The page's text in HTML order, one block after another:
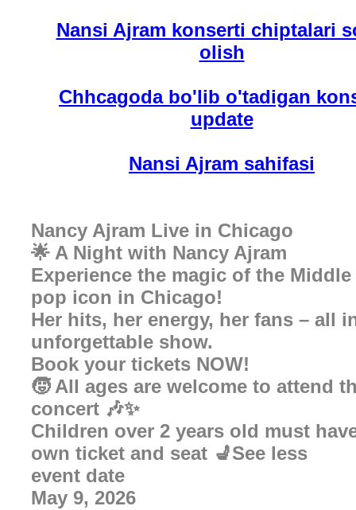
Nansi Ajram konserti chiptalari
olish
Chhcagoda bo'lib o'tadigan
update
Nansi Ajram sahifasi
Nancy Ajram Live in Chicago
🌟 A Night with Nancy Ajram
Experience the magic of the Middle
pop icon in Chicago!
Her hits, her energy, her fans – all
unforgettable show.
Book your tickets NOW!
🧒 All ages are welcome to attend
concert 🎶✨
Children over 2 years old must
own ticket and seat 💺See less
event date
May 9, 2026